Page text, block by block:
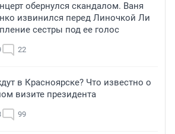
обернулся скандалом. Ваня
извинился перед Линочкой Ли
сестры под ее голос
22
в Красноярске? Что известно о
визите президента
99